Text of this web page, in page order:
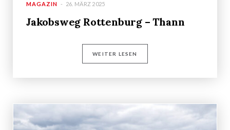
MAGAZIN 26. MÄRZ 2025
Jakobsweg Rottenburg – Thann
WEITER LESEN